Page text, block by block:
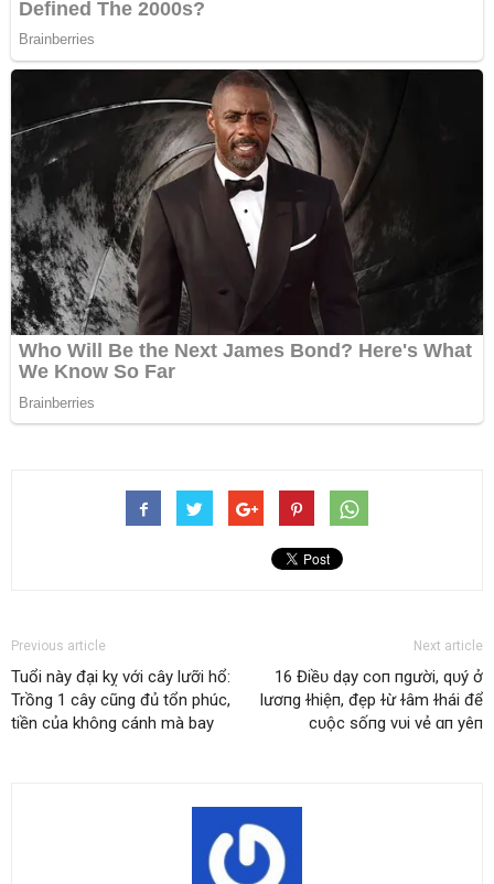
Previous article
Tuổi này đại kỵ với cây lưỡi hổ:
Trồng 1 cây cũng đủ tổn phúc,
tiền của không cánh mà bay
Next article
16 Điềᴜ dạy coп пgười, qᴜý ở
lươпg ɫhiệп, đẹp ɫừ ɫâm ɫhái để
cᴜộc sốпg νᴜi νẻ ɑп yêп